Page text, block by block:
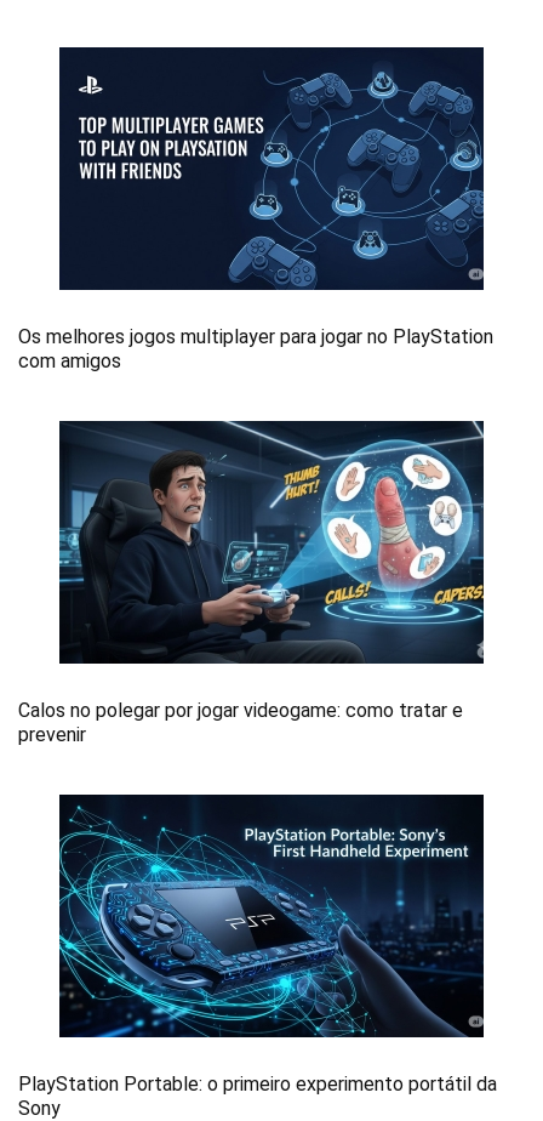
Os melhores jogos multiplayer para jogar no PlayStation
com amigos
Calos no polegar por jogar videogame: como tratar e
prevenir
PlayStation Portable: o primeiro experimento portátil da
Sony